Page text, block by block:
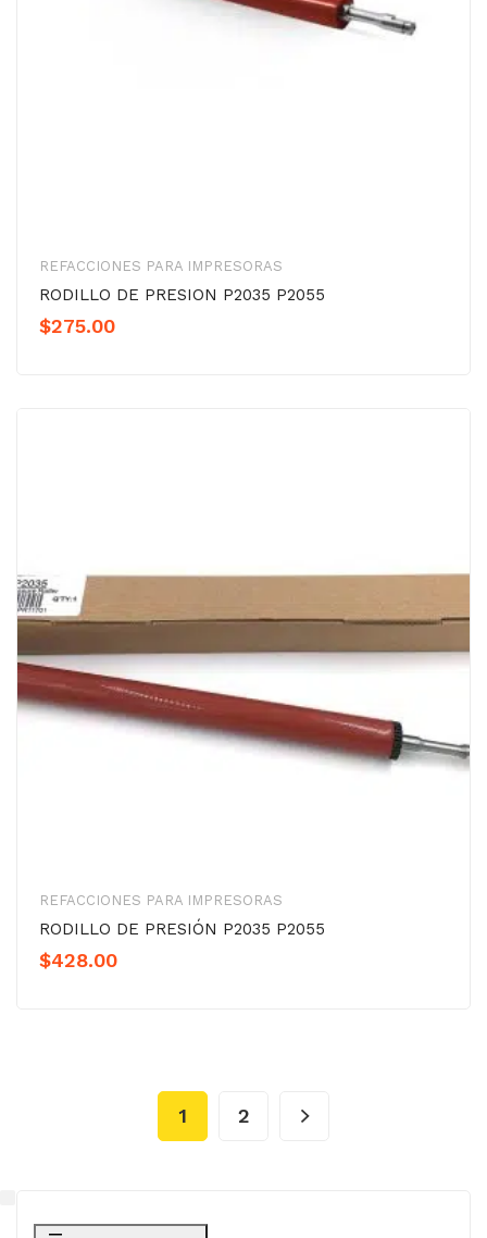
REFACCIONES PARA IMPRESORAS
RODILLO DE PRESION P2035 P2055
$275.00
REFACCIONES PARA IMPRESORAS
RODILLO DE PRESIÓN P2035 P2055
$428.00
1 2